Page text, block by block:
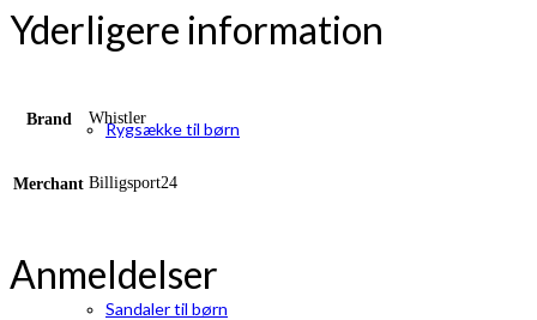
Rygsække til børn
Sandaler til børn
Yderligere information
Brand Whistler
Merchant Billigsport24
Anmeldelser